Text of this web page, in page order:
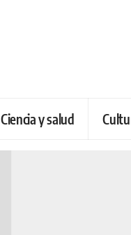
Ciencia y salud